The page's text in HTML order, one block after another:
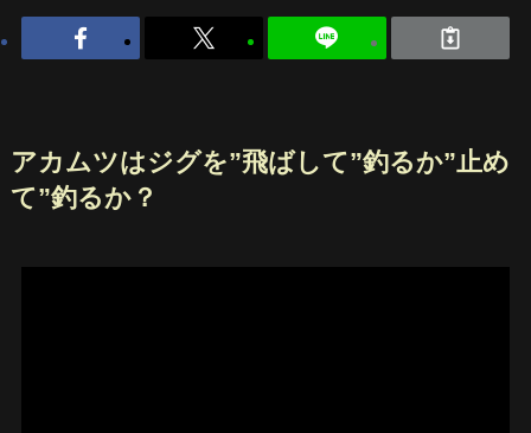
アカムツはジグを”飛ばして”釣るか”止め
て”釣るか？